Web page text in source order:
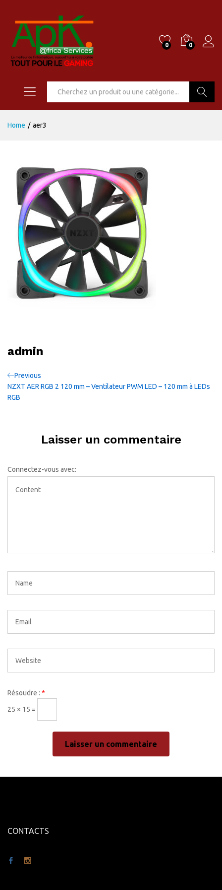
0 0
Home / aer3
admin
Navigation
de
Previous
Post
Previous
NZXT AER RGB 2 120 mm – Ventilateur PWM LED – 120 mm à LEDs
RGB
Laisser un commentaire
Connectez-vous avec:
Résoudre : *
25 × 15 =
CONTACTS